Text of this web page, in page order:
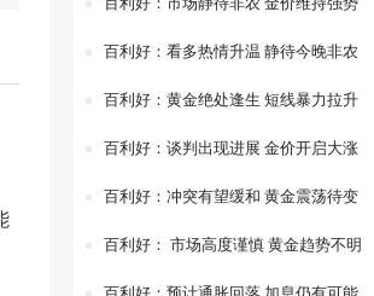
百利好：看多热情升温 静待今晚非农
百利好：黄金绝处逢生 短线暴力拉升
百利好：谈判出现进展 金价开启大涨
百利好：冲突有望缓和 黄金震荡待变
百利好： 市场高度谨慎 黄金趋势不明